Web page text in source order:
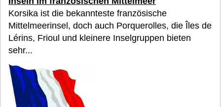
Korsika ist die bekannteste französische
Mittelmeerinsel, doch auch Porquerolles, die Îles de
Lérins, Frioul und kleinere Inselgruppen bieten
sehr...